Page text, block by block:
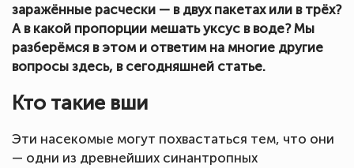
заражённые расчески — в двух пакетах или в трёх?
А в какой пропорции мешать уксус в воде? Мы
разберёмся в этом и ответим на многие другие
вопросы здесь, в сегодняшней статье.
Кто такие вши
Эти насекомые могут похвастаться тем, что они
— одни из древнейших синантропных